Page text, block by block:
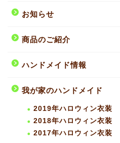
お知らせ
商品のご紹介
ハンドメイド情報
我が家のハンドメイド
2019年ハロウィン衣装
2018年ハロウィン衣装
2017年ハロウィン衣装